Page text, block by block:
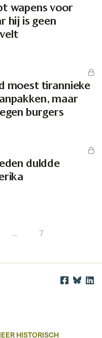
wapens voor
hij is geen
moest tirannieke
maar
burgers
duldde
… 7
HISTORISCH